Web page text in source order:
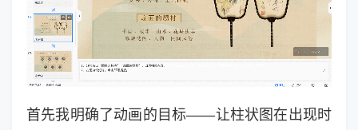
首先我明确了动画的目标——让柱状图在出现时